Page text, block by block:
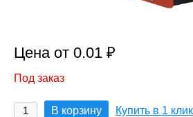
Цена от 0.01 ₽
Под заказ
В корзину Купить в 1 клик